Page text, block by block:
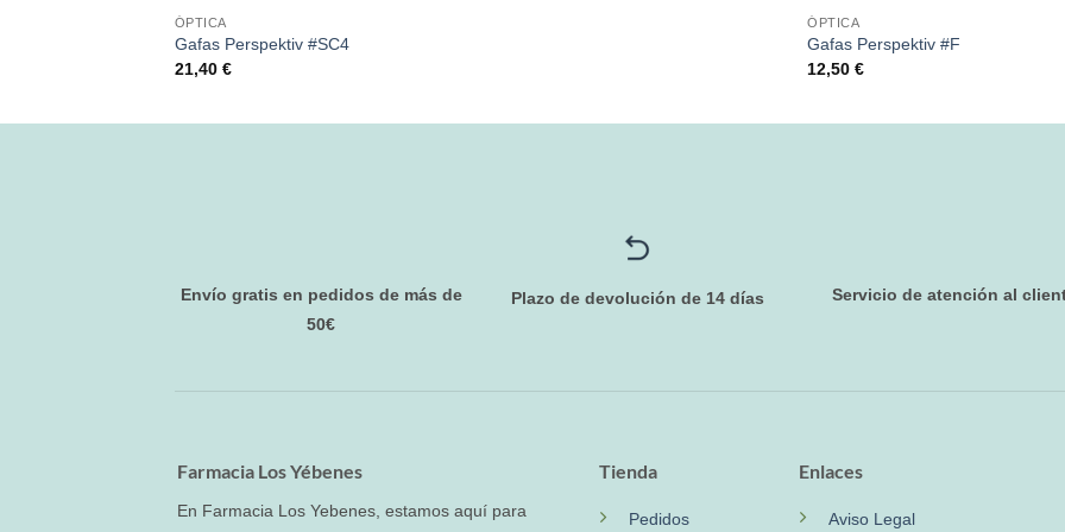
ÓPTICA
Gafas Perspektiv #SC4
21,40 €
ÓPTICA
Gafas Perspektiv #F
12,50€
Envío gratis en pedidos de más de
50€
Plazo de devolución de 14 días Servicio de atención al
Farmacia Los Yébenes
En Farmacia Los Yebenes, estamos aquí para
Tienda
Pedidos
Enlaces
Aviso Legal